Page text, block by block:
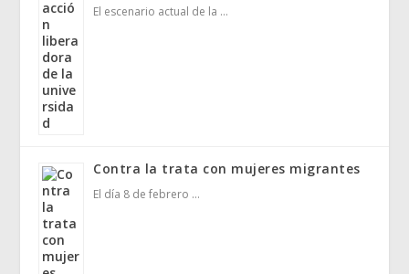
El escenario actual de la …
Contra la trata con mujeres migrantes
El día 8 de febrero …